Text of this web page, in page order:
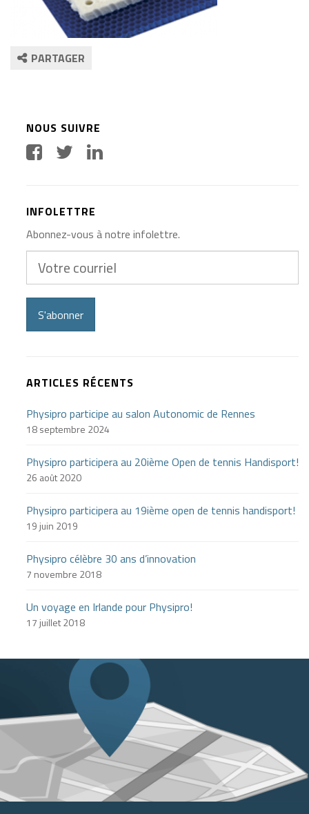
PARTAGER
NOUS SUIVRE
INFOLETTRE
Abonnez-vous à notre infolettre.
courriel
S'abonner
ARTICLES RÉCENTS
Physipro participe au salon Autonomic de Rennes
18 septembre 2024
Physipro participera au 20ième Open de tennis Handisport!
26 août 2020
Physipro participera au 19ième open de tennis handisport!
19 juin 2019
Physipro célèbre 30 ans d’innovation
7 novembre 2018
Un voyage en Irlande pour Physipro!
17 juillet 2018